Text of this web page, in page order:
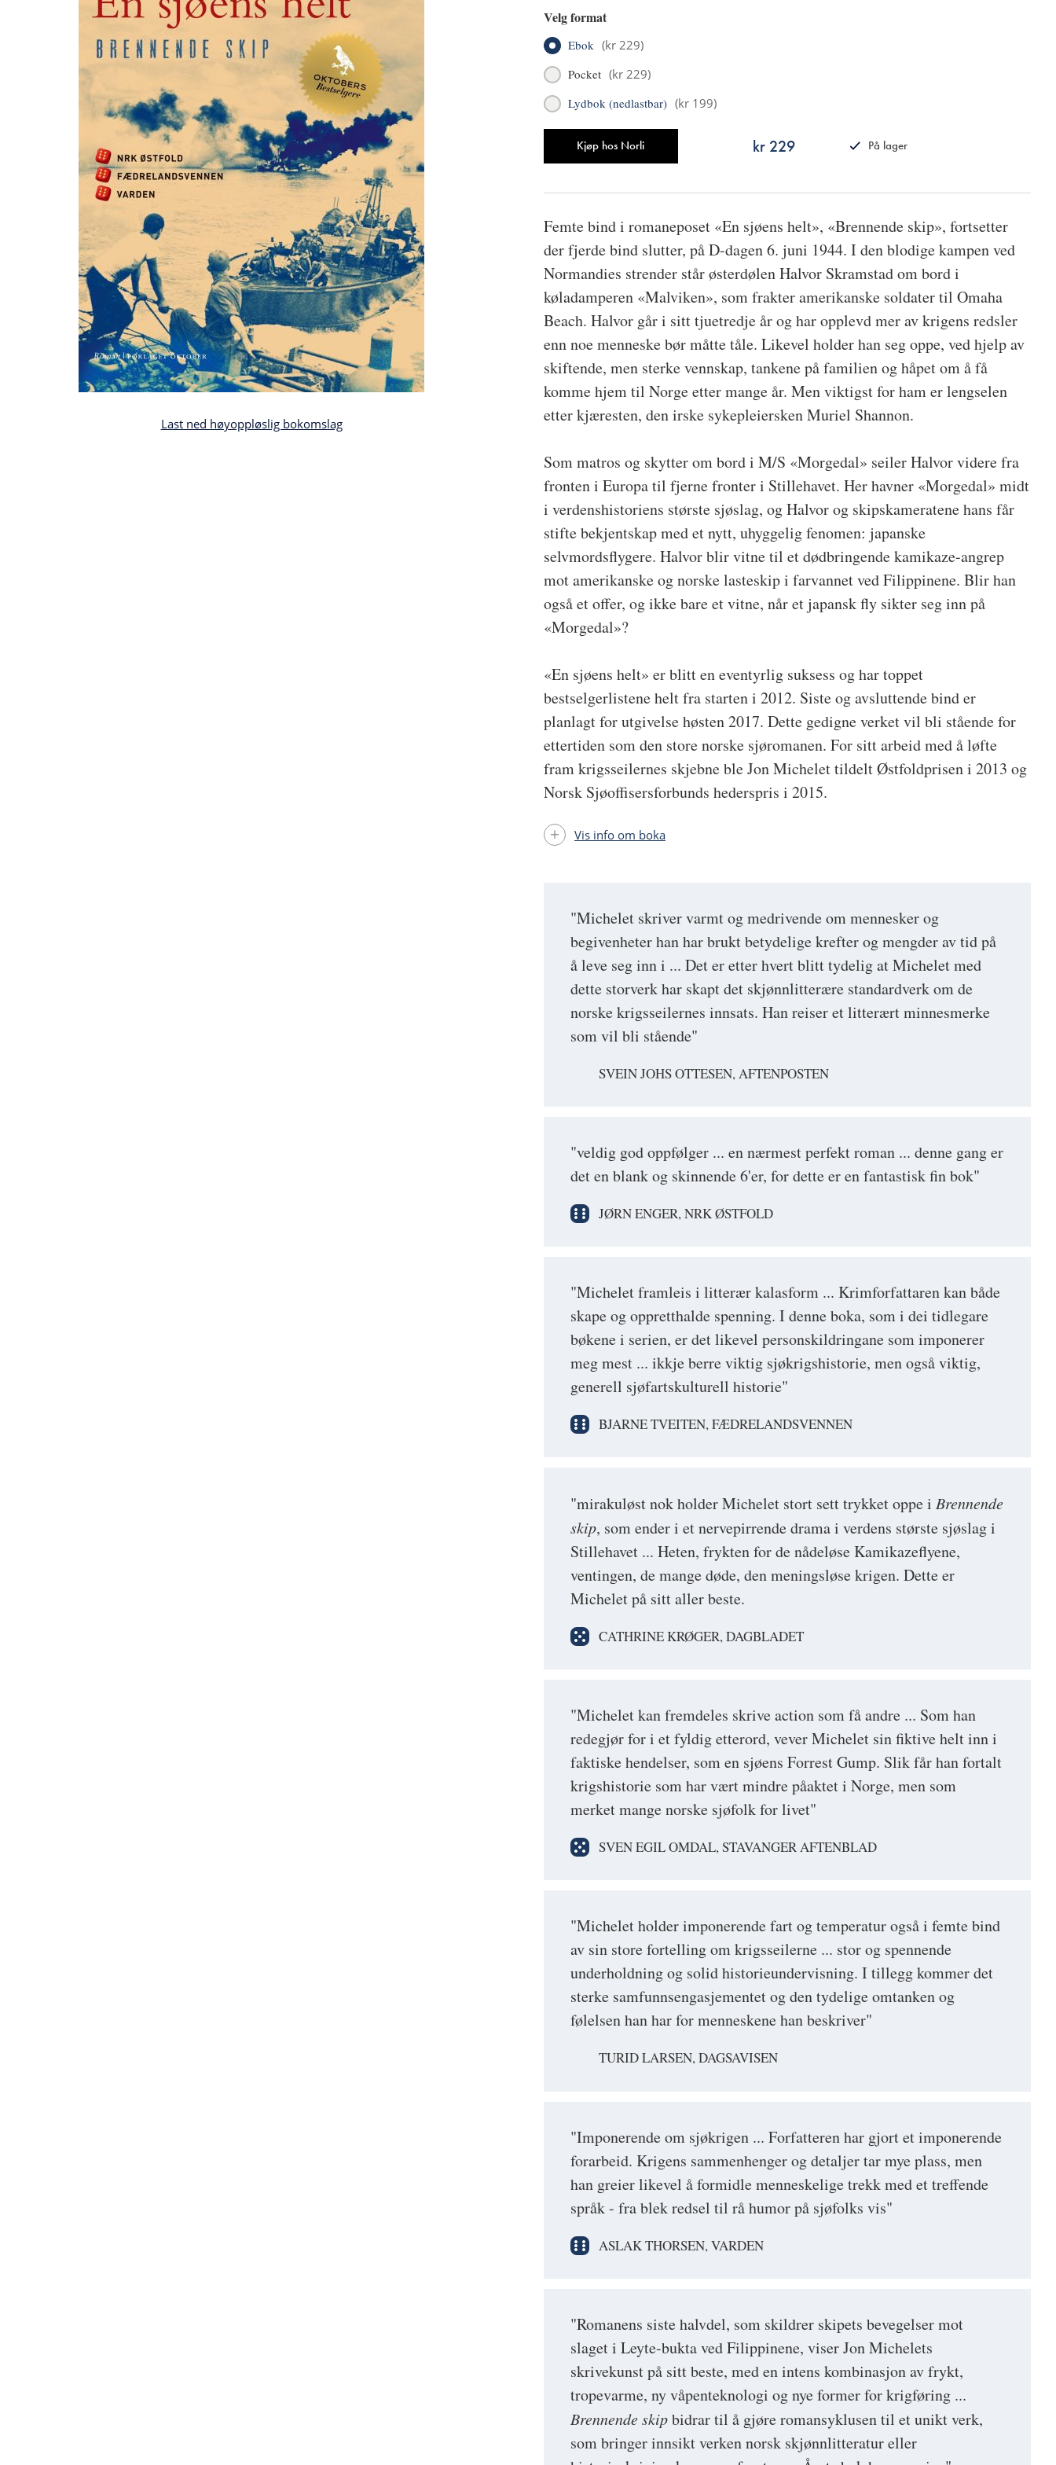
Last ned høyoppløslig bokomslag
Velg format
Ebok (kr 229)
Pocket (kr 229)
Lydbok (nedlastbar) (kr 199)
Kjøp hos Norli kr 229
På lager
"Michelet skriver varmt og medrivende om mennesker og
begivenheter han har brukt betydelige krefter og mengder av tid på
å leve seg inn i ... Det er etter hvert blitt tydelig at Michelet med
dette storverk har skapt det skjønnlitterære standardverk om de
norske krigsseilernes innsats. Han reiser et litterært minnesmerke
som vil bli stående"
SVEIN JOHS OTTESEN, AFTENPOSTEN
"veldig god oppfølger ... en nærmest perfekt roman ... denne gang er
det en blank og skinnende 6'er, for dette er en fantastisk fin bok"
JØRN ENGER, NRK ØSTFOLD
"Michelet framleis i litterær kalasform ... Krimforfattaren kan både
skape og oppretthalde spenning. I denne boka, som i dei tidlegare
bøkene i serien, er det likevel personskildringane som imponerer
meg mest ... ikkje berre viktig sjøkrigshistorie, men også viktig,
generell sjøfartskulturell historie"
BJARNE TVEITEN, FÆDRELANDSVENNEN
"mirakuløst nok holder Michelet stort sett trykket oppe i Brennende
skip, som ender i et nervepirrende drama i verdens største sjøslag i
Stillehavet ... Heten, frykten for de nådeløse Kamikazeflyene,
ventingen, de mange døde, den meningsløse krigen. Dette er
Michelet på sitt aller beste.
CATHRINE KRØGER, DAGBLADET
"Michelet kan fremdeles skrive action som få andre ... Som han
redegjør for i et fyldig etterord, vever Michelet sin fiktive helt inn i
faktiske hendelser, som en sjøens Forrest Gump. Slik får han fortalt
krigshistorie som har vært mindre påaktet i Norge, men som
merket mange norske sjøfolk for livet"
SVEN EGIL OMDAL, STAVANGER AFTENBLAD
"Michelet holder imponerende fart og temperatur også i femte bind
av sin store fortelling om krigsseilerne ... stor og spennende
underholdning og solid historieundervisning. I tillegg kommer det
sterke samfunnsengasjementet og den tydelige omtanken og
følelsen han har for menneskene han beskriver"
TURID LARSEN, DAGSAVISEN
"Imponerende om sjøkrigen ... Forfatteren har gjort et imponerende
forarbeid. Krigens sammenhenger og detaljer tar mye plass, men
han greier likevel å formidle menneskelige trekk med et treffende
språk - fra blek redsel til rå humor på sjøfolks vis"
ASLAK THORSEN, VARDEN
"Romanens siste halvdel, som skildrer skipets bevegelser mot
slaget i Leyte-bukta ved Filippinene, viser Jon Michelets
skrivekunst på sitt beste, med en intens kombinasjon av frykt,
tropevarme, ny våpenteknologi og nye former for krigføring ...
Brennende skipbidrar til å gjøre romansyklusen til et unikt verk,
som bringer innsikt verken norsk skjønnlitteratur eller
Femte bind i romaneposet «En sjøens helt», «Brennende skip», fortsetter
der fjerde bind slutter, på D-dagen 6. juni 1944. I den blodige kampen ved
Normandies strender står østerdølen Halvor Skramstad om bord i
køladamperen «Malviken», som frakter amerikanske soldater til Omaha
Beach. Halvor går i sitt tjuetredje år og har opplevd mer av krigens redsler
enn noe menneske bør måtte tåle. Likevel holder han seg oppe, ved hjelp av
skiftende, men sterke vennskap, tankene på familien og håpet om å få
komme hjem til Norge etter mange år. Men viktigst for ham er lengselen
etter kjæresten, den irske sykepleiersken Muriel Shannon.
Som matros og skytter om bord i M/S «Morgedal» seiler Halvor videre fra
fronten i Europa til fjerne fronter i Stillehavet. Her havner «Morgedal» midt
i verdenshistoriens største sjøslag, og Halvor og skipskameratene hans får
stifte bekjentskap med et nytt, uhyggelig fenomen: japanske
selvmordsflygere. Halvor blir vitne til et dødbringende kamikaze-angrep
mot amerikanske og norske lasteskip i farvannet ved Filippinene. Blir han
også et offer, og ikke bare et vitne, når et japansk fly sikter seg inn på
«Morgedal»?
«En sjøens helt» er blitt en eventyrlig suksess og har toppet
bestselgerlistene helt fra starten i 2012. Siste og avsluttende bind er
planlagt for utgivelse høsten 2017. Dette gedigne verket vil bli stående for
ettertiden som den store norske sjøromanen. For sitt arbeid med å løfte
fram krigsseilernes skjebne ble Jon Michelet tildelt Østfoldprisen i 2013 og
Norsk Sjøoffisersforbunds hederspris i 2015.
Vis info om boka